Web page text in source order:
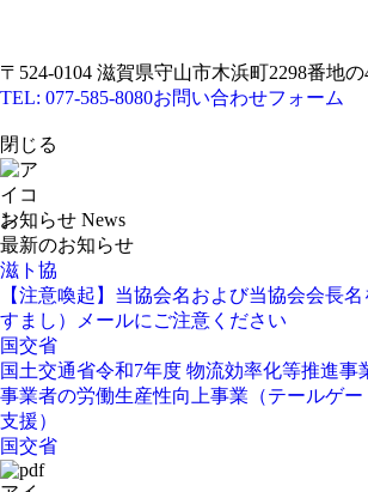
〒524-0104 滋賀県守山市木浜町2298番地の
TEL: 077-585-8080お問い合わせフォーム
閉じる
お知らせ News
最新のお知らせ
滋ト協
【注意喚起】当協会名および当協会会長
すまし）メールにご注意ください
国交省
国土交通省令和7年度 物流効率化等推進事
事業者の労働生産性向上事業（テールゲ
支援）
国交省